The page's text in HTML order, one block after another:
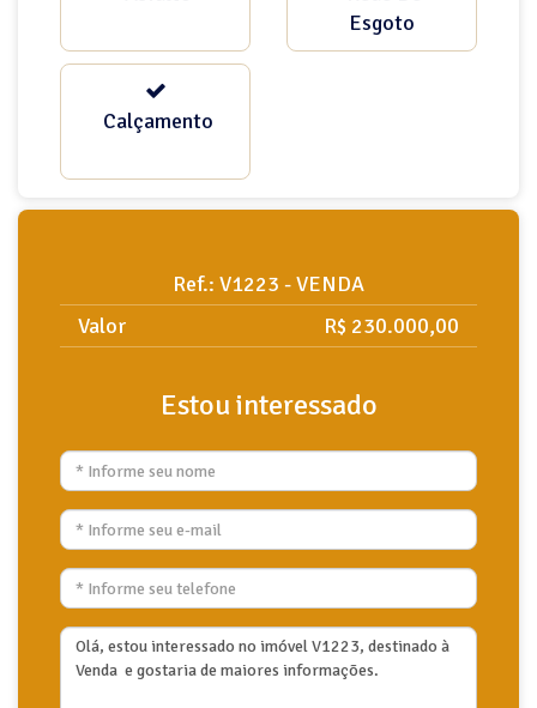
Esgoto
Calçamento
Ref.: V1223 - VENDA
Valor
R$ 230.000,00
Estou interessado